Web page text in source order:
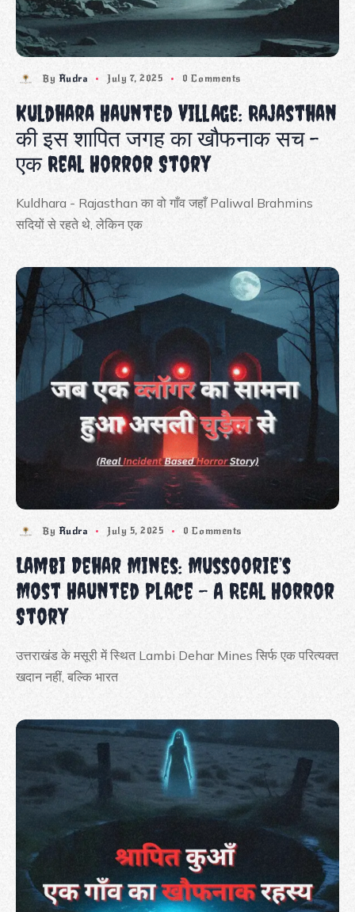
By Rudra July 7, 2025 0 Comments
Kuldhara Haunted Village: Rajasthan
की इस शापित जगह का खौफनाक सच –
एक Real Horror Story
Kuldhara - Rajasthan का वो गाँव जहाँ Paliwal Brahmins
सदियों से रहते थे, लेकिन एक
By Rudra July 5, 2025 0 Comments
Lambi Dehar Mines: Mussoorie’s
Most Haunted Place – A Real Horror
Story
उत्तराखंड के मसूरी में स्थित Lambi Dehar Mines सिर्फ एक परित्यक्त
खदान नहीं, बल्कि भारत